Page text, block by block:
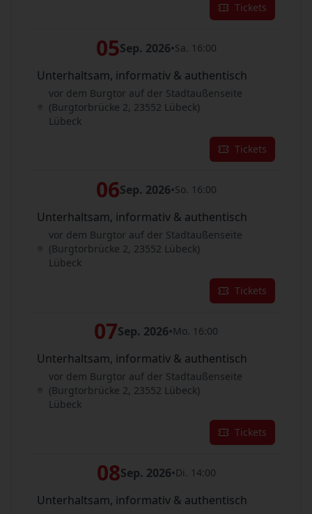
Tickets
05Sep. 2026•Sa. 16:00
Unterhaltsam, informativ & authentisch
vor dem Burgtor auf der Stadtaußenseite
(Burgtorbrücke 2, 23552 Lübeck)
Lübeck
Tickets
06Sep. 2026•So. 16:00
Unterhaltsam, informativ & authentisch
vor dem Burgtor auf der Stadtaußenseite
(Burgtorbrücke 2, 23552 Lübeck)
Lübeck
Tickets
07Sep. 2026•Mo. 16:00
Unterhaltsam, informativ & authentisch
vor dem Burgtor auf der Stadtaußenseite
(Burgtorbrücke 2, 23552 Lübeck)
Lübeck
Tickets
08Sep. 2026•Di. 14:00
Unterhaltsam, informativ & authentisch